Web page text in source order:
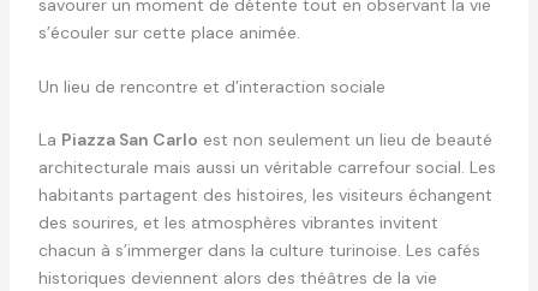
savourer un moment de détente tout en observant la vie
s’écouler sur cette place animée.
Un lieu de rencontre et d’interaction sociale
La Piazza San Carlo est non seulement un lieu de beauté
architecturale mais aussi un véritable carrefour social. Les
habitants partagent des histoires, les visiteurs échangent
des sourires, et les atmosphères vibrantes invitent
chacun à s’immerger dans la culture turinoise. Les cafés
historiques deviennent alors des théâtres de la vie